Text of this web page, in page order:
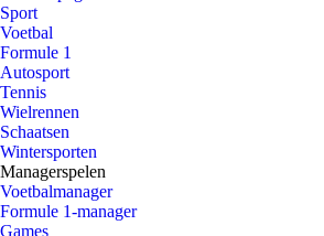
Sport
Voetbal
Formule 1
Autosport
Tennis
Wielrennen
Schaatsen
Wintersporten
Managerspelen
Voetbalmanager
Formule 1-manager
Games